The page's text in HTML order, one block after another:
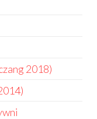
2018)